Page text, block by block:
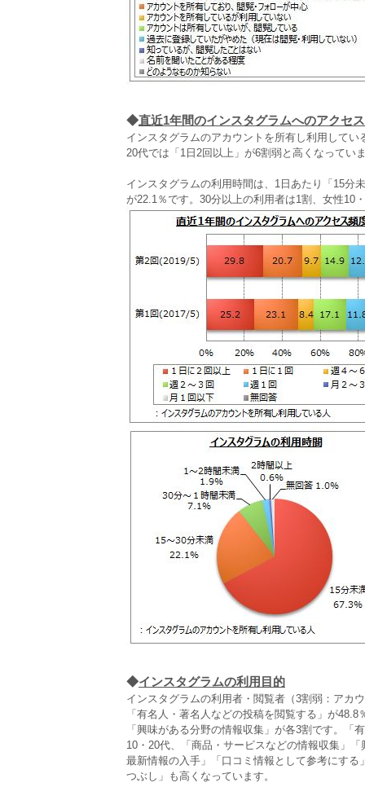
◆直近1年間のインスタグラムへのアクセ
インスタグラムのアカウントを所有し利用して
20代では「1日2回以上」が6割弱と高くなってい
インスタグラムの利用時間は、1日あたり「15分
が22.1％です。30分以上の利用者は1割、女性10
◆インスタグラムの利用目的
インスタグラムの利用者・閲覧者（3割弱：アカ
「有名人・著名人などの投稿を閲覧する」が
「興味がある分野の情報収集」が各3割です。「
10・20代、「商品・サービスなどの情報収集」
最新情報の入手」「口コミ情報として参考にす
つぶし」も高くなっています。